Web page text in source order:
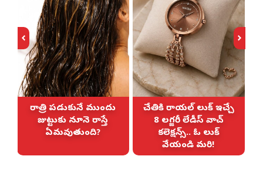
రాత్రి పడుకునే ముందు
జుట్టుకు నూనె రాస్తే
ఏమవుతుంది?
చేతికి రాయల్ లుక్ ఇచ్చే
8 లగ్జరీ లేడీస్ వాచ్
కలెక్షన్స్.. ఓ లుక్
వేయండి మరి!